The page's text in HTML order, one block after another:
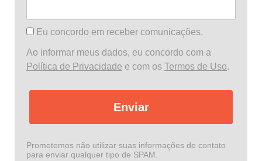
Eu concordo em receber comunicações.
Ao informar meus dados, eu concordo com a
Política de Privacidade e com os Termos de Uso.
Enviar
Prometemos não utilizar suas informações de contato
para enviar qualquer tipo de SPAM.